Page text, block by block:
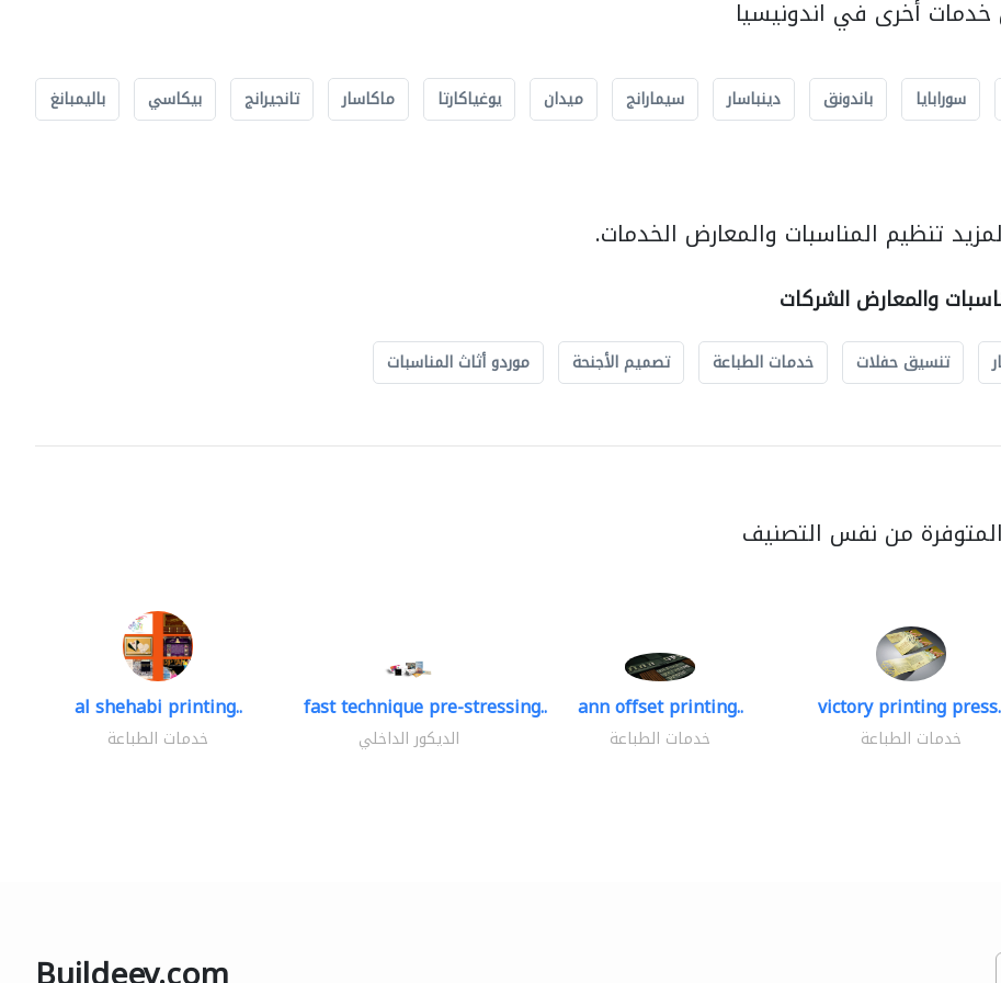
أخرى في اندونيسيا
سورابايا باندونق دينباسار سيمارانج ميدان يوغياكارتا ماكاسار تانجيرانج بيكاسي باليمبانغ
تنظيم المناسبات والمعارض الخدمات.
والمعارض الشركات
تنسيق حفلات خدمات الطباعة تصميم الأجنحة موردو أثاث المناسبات
من نفس التصنيف
al shehabi printing..
خدمات الطباعة
fast technique pre-stressing..
الديكور الداخلي
ann offset printing..
خدمات الطباعة
victory printing
خدمات الطباعة